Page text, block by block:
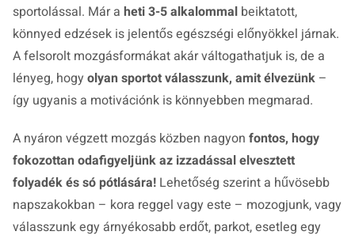
sportolással. Már a heti 3-5 alkalommal beiktatott,
könnyed edzések is jelentős egészségi előnyökkel járnak.
A felsorolt mozgásformákat akár váltogathatjuk is, de a
lényeg, hogy olyan sportot válasszunk, amit élvezünk –
így ugyanis a motivációnk is könnyebben megmarad.
A nyáron végzett mozgás közben nagyon fontos, hogy
fokozottan odafigyeljünk az izzadással elvesztett
folyadék és só pótlására! Lehetőség szerint a hűvösebb
napszakokban – kora reggel vagy este – mozogjunk, vagy
válasszunk egy árnyékosabb erdőt, parkot, esetleg egy